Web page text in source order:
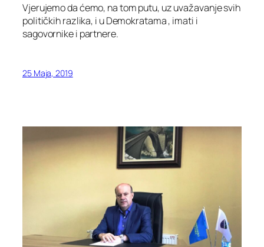
Vjerujemo da ćemo, na tom putu, uz uvažavanje svih
političkih razlika, i u Demokratama , imati i
sagovornike i partnere.
25 Maja, 2019